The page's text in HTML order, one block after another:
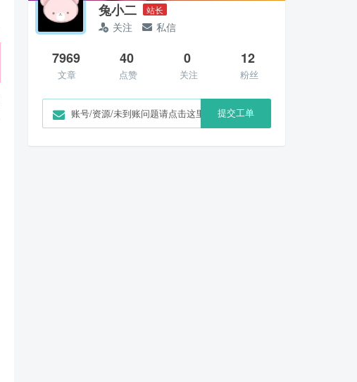
兔小二 站长
关注 私信
7969
文章
40
点赞
0
关注
12
粉丝
账号/资源/未到账问题请点击这里 提交工单